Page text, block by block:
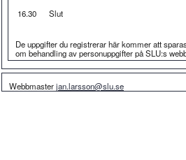
16.30
Slut
De uppgifter du registrerar här kommer att
om behandling av personuppgifter på SLU:s
Webbmasterjan.larsson@slu.se